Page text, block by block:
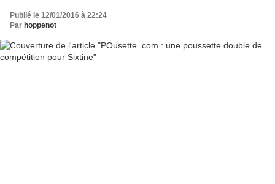
Publié le 12/01/2016 à 22:24
Par hoppenot